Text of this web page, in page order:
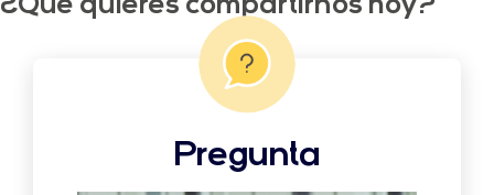
¿Qué quieres compartirnos hoy?
Pregunta